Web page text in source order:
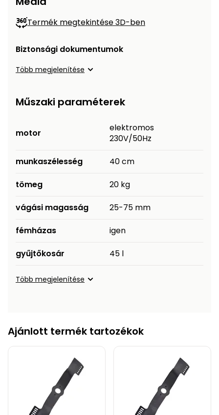
Termék megtekintése 3D-ben
Biztonsági dokumentumok
Több megjelenítése
Műszaki paraméterek
motor
elektromos
230V/50Hz
munkaszélesség 40 cm
tömeg 20 kg
vágási magasság 25-75 mm
fémházas igen
gyűjtőkosár 45 l
Több megjelenítése
Ajánlott termék tartozékok